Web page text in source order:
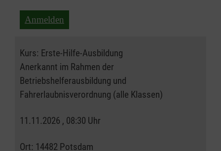
Anmelden
Kurs: Erste-Hilfe-Ausbildung
Anerkannt im Rahmen der
Betriebshelferausbildung und
Fahrerlaubnisverordnung (alle Klassen)
11.11.2026 , 08:30 Uhr
Ort: 14482 Potsdam